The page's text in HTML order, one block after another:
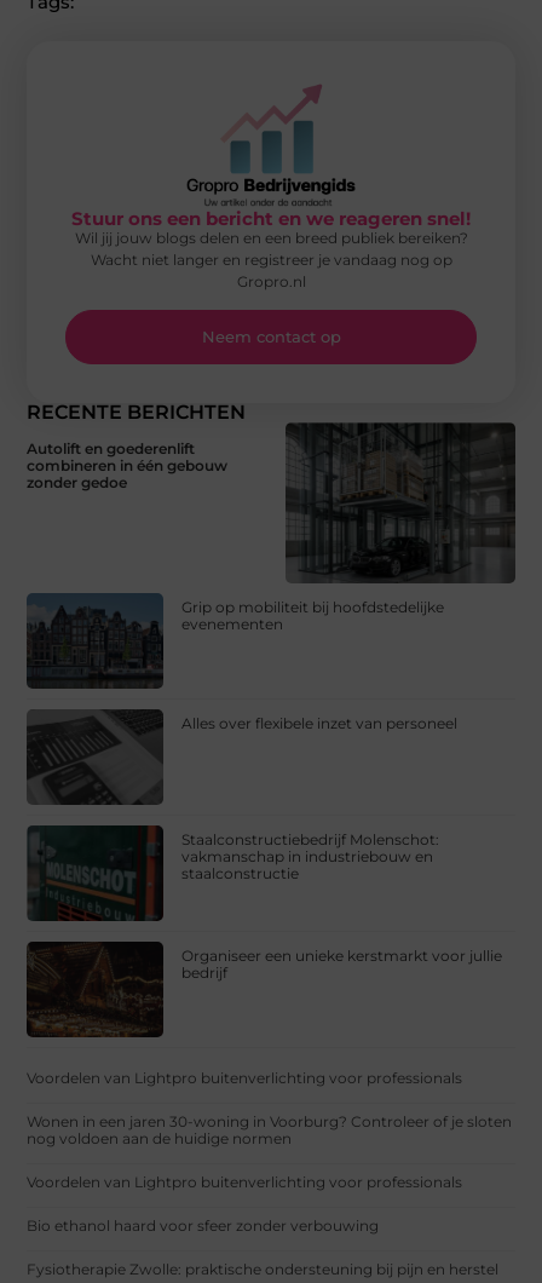
RECENTE BERICHTEN
Autolift en goederenlift
combineren in één gebouw
zonder gedoe
Grip op mobiliteit bij hoofdstedelijke
evenementen
Alles over flexibele inzet van personeel
Staalconstructiebedrijf Molenschot:
vakmanschap in industriebouw en
staalconstructie
Organiseer een unieke kerstmarkt voor jullie
bedrijf
Voordelen van Lightpro buitenverlichting voor professionals
Wonen in een jaren 30-woning in Voorburg? Controleer of je sloten
nog voldoen aan de huidige normen
Voordelen van Lightpro buitenverlichting voor professionals
Bio ethanol haard voor sfeer zonder verbouwing
Fysiotherapie Zwolle: praktische ondersteuning bij pijn en herstel
Stuur ons een bericht en we reageren snel!
Wil jij jouw blogs delen en een breed publiek bereiken?
Wacht niet langer en registreer je vandaag nog op
Gropro.nl
Neem contact op